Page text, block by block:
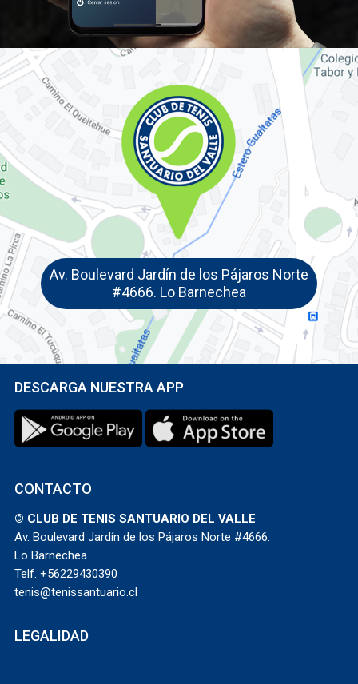
Av. Boulevard Jardín de los Pájaros Norte
#4666. Lo Barnechea
DESCARGA NUESTRA APP
CONTACTO
© CLUB DE TENIS SANTUARIO DEL VALLE
Av. Boulevard Jardín de los Pájaros Norte #4666.
Lo Barnechea
Telf. +56229430390
tenis@tenissantuario.cl
LEGALIDAD